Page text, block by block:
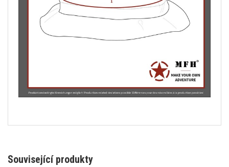
Související produkty